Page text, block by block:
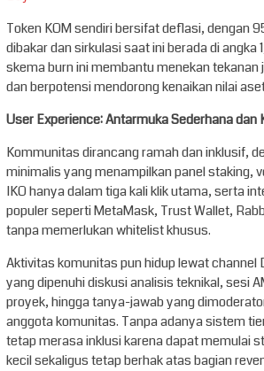
Token KOM sendiri bersifat deflasi, dengan
dibakar dan sirkulasi saat ini berada di
skema burn ini membantu menekan tekanan
dan berpotensi mendorong kenaikan nilai
User Experience: Antarmuka Sederhana
Kommunitas dirancang ramah dan inklusif,
minimalis yang menampilkan panel staking,
IKO hanya dalam tiga kali klik utama, serta
populer seperti MetaMask, Trust Wallet,
tanpa memerlukan whitelist khusus.
Aktivitas komunitas pun hidup lewat channel
yang dipenuhi diskusi analisis teknikal, sesi
proyek, hingga tanya-jawab yang
anggota komunitas. Tanpa adanya sistem
tetap merasa inklusi karena dapat memulai
kecil sekaligus tetap berhak atas bagian